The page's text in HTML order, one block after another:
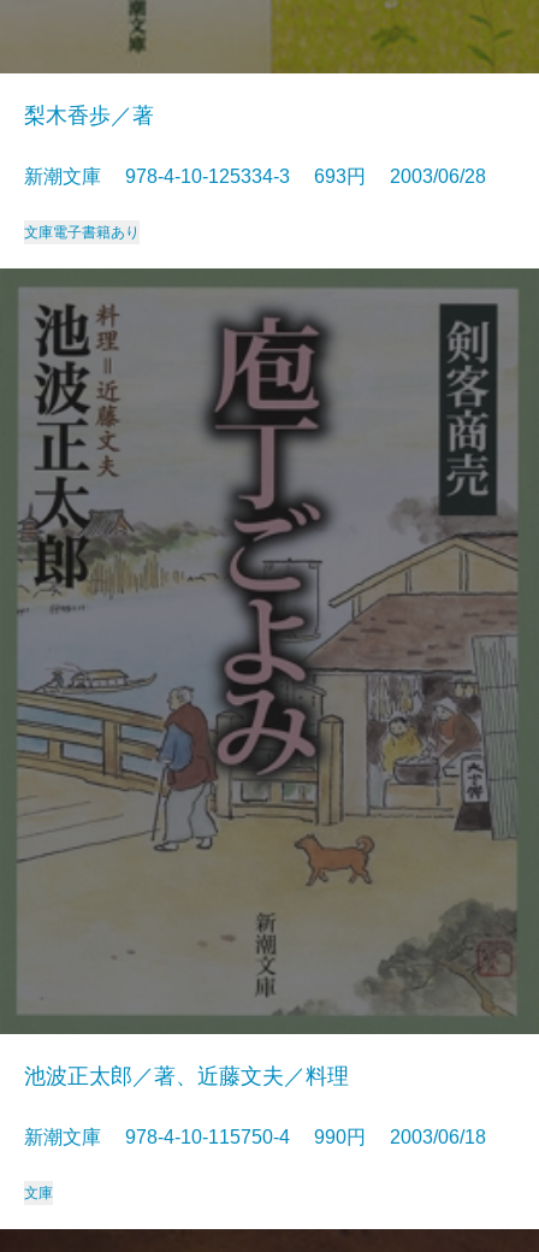
梨木香歩／著
新潮文庫 978-4-10-125334-3 693円 2003/06/28
文庫電子書籍あり
池波正太郎／著、近藤文夫／料理
新潮文庫 978-4-10-115750-4 990円 2003/06/18
文庫